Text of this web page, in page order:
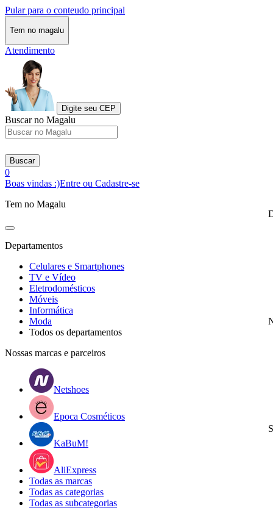
Pular para o conteudo principal
Tem no magalu
Atendimento
Digite seu CEP
Buscar no Magalu
Buscar
0
Boas vindas :)Entre ou Cadastre-se
Tem no Magalu
Departamentos
Celulares e Smartphones
TV e Vídeo
Eletrodomésticos
Móveis
Informática
Moda
Todos os departamentos
Nossas marcas e parceiros
Netshoes
Epoca Cosméticos
KaBuM!
AliExpress
Todas as marcas
Todas as categorias
Todas as subcategorias